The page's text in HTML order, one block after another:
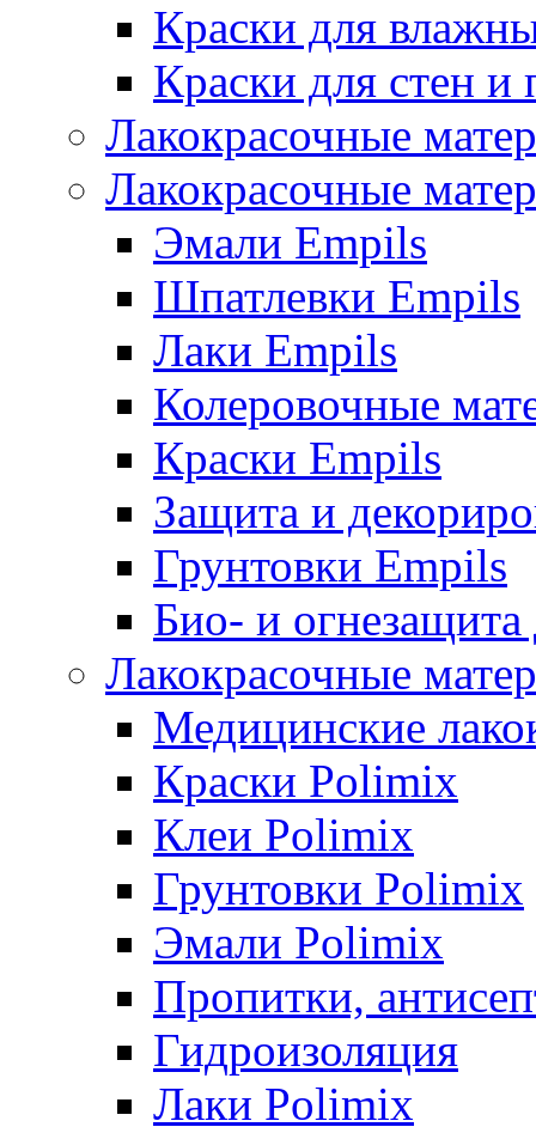
Краски для
Краски для стен и
Лакокрасочные
Лакокрасочные
Эмали Empils
Шпатлевки Empils
Лаки Empils
Колеровочные
Краски Empils
Защита и
Грунтовки Empils
Био- и
Лакокрасочные
Медицинские
Краски Polimix
Клеи Polimix
Грунтовки Polimix
Эмали Polimix
Пропитки,
Гидроизоляция
Лаки Polimix